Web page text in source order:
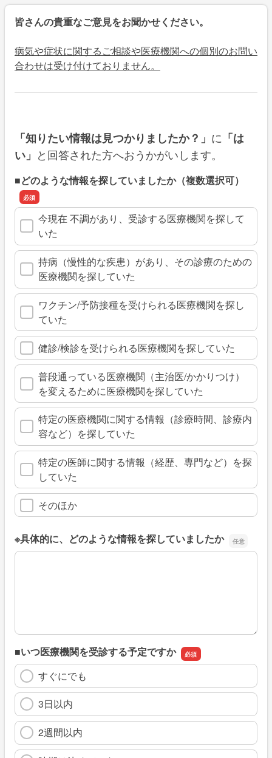
皆さんの貴重なご意見をお聞かせください。
病気や症状に関するご相談や医療機関への個別のお問い
合わせは受け付けておりません。
「知りたい情報は見つかりましたか？」 に 「は
い」 と回答された方へおうかがいします。
■どのような情報を探していましたか（複数選択可）
今現在 不調があり、受診する医療機関を探して
いた
持病（慢性的な疾患）があり、その診療のための
医療機関を探していた
ワクチン/予防接種を受けられる医療機関を探し
ていた
健診/検診を受けられる医療機関を探していた
普段通っている医療機関（主治医/かかりつけ）
を変えるために医療機関を探していた
特定の医療機関に関する情報（診療時間、診療内
容など）を探していた
特定の医師に関する情報（経歴、専門など）を探
していた
そのほか
※具体的に、どのような情報を探していましたか
※具体的に、どのような情報を探していましたか
■いつ医療機関を受診する予定ですか
すぐにでも
3日以内
2週間以内